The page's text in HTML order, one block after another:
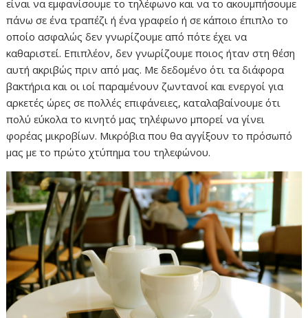
είναι να εμφανίσουμε το τηλέφωνο και να το ακουμπήσουμε
πάνω σε ένα τραπέζι ή ένα γραφείο ή σε κάποιο έπιπλο το
οποίο ασφαλώς δεν γνωρίζουμε από πότε έχει να
καθαριστεί. Επιπλέον, δεν γνωρίζουμε ποιος ήταν στη θέση
αυτή ακριβώς πριν από μας. Με δεδομένο ότι τα διάφορα
βακτήρια και οι ιοί παραμένουν ζωντανοί και ενεργοί για
αρκετές ώρες σε πολλές επιφάνειες, καταλαβαίνουμε ότι
πολύ εύκολα το κινητό μας τηλέφωνο μπορεί να γίνει
φορέας μικροβίων. Μικρόβια που θα αγγίξουν το πρόσωπό
μας με το πρώτο χτύπημα του τηλεφώνου.